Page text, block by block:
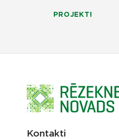
PROJEKTI
Kontakti